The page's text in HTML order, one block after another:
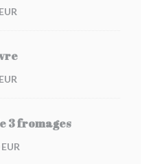
3 fromages